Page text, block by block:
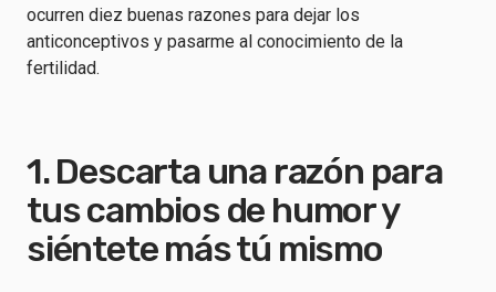
ocurren diez buenas razones para dejar los
anticonceptivos y pasarme al conocimiento de la
fertilidad.
1. Descarta una razón para
tus cambios de humor y
siéntete más tú mismo